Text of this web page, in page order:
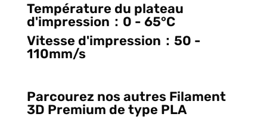
Température du plateau
d'impression：0 - 65°C
Vitesse d'impression：50 -
110mm/s
Parcourez nos autres Filament
3D Premium de type PLA